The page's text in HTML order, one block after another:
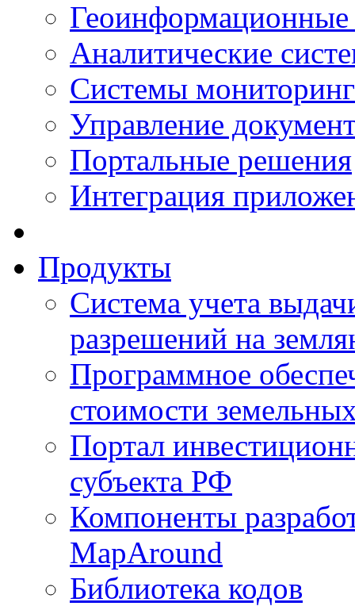
Аналитические
Системы
Управление
Портальные решения
Интеграция
Продукты
Система учета
разрешений на
Программное
стоимости
Портал
субъекта РФ
Компоненты
MapAround
Библиотека кодов